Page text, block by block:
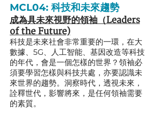
MCL04: 科技和未來趨勢
成為具未來視野的領袖（Leaders
of the Future)
科技是未來社會非常重要的一環，在大
數據、5G、人工智能、基因改造等科技
的年代，會是一個怎樣的世界？領袖必
須要學習怎樣與科技共處，亦要認識未
來世界的趨勢。洞察時代，透視未來，
詮釋世代，影響將來，是任何領袖需要
的素質。